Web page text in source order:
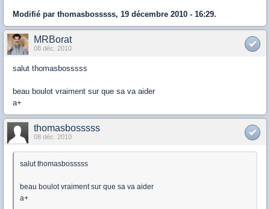
Modifié par thomasbosssss, 19 décembre 2010 - 16:29.
MRBorat
08 déc. 2010
salut thomasbosssss
beau boulot vraiment sur que sa va aider
a+
thomasbosssss
08 déc. 2010
salut thomasbosssss
beau boulot vraiment sur que sa va aider
a+